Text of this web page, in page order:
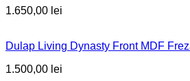
1.650,00 lei
Dulap Living Dynasty Front MDF
1.500,00 lei